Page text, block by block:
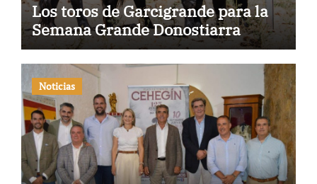
Los toros de Garcigrande para la
Semana Grande Donostiarra
Noticias